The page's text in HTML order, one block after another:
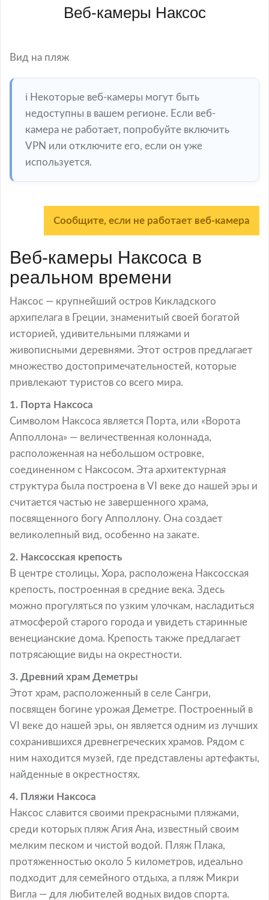
Веб-камеры Наксос
Вид на пляж
ℹ️ Некоторые веб-камеры могут быть
недоступны в вашем регионе. Если веб-
камера не работает, попробуйте включить
VPN или отключите его, если он уже
используется.
Сообщите, если не работает веб-камера
Веб-камеры Наксоса в
реальном времени
Наксос — крупнейший остров Кикладского
архипелага в Греции, знаменитый своей богатой
историей, удивительными пляжами и
живописными деревнями. Этот остров предлагает
множество достопримечательностей, которые
привлекают туристов со всего мира.
1. Порта Наксоса
Символом Наксоса является Порта, или «Ворота
Апполлона» — величественная колоннада,
расположенная на небольшом островке,
соединенном с Наксосом. Эта архитектурная
структура была построена в VI веке до нашей эры и
считается частью не завершенного храма,
посвященного богу Апполлону. Она создает
великолепный вид, особенно на закате.
2. Наксосская крепость
В центре столицы, Хора, расположена Наксосская
крепость, построенная в средние века. Здесь
можно прогуляться по узким улочкам, насладиться
атмосферой старого города и увидеть старинные
венецианские дома. Крепость также предлагает
потрясающие виды на окрестности.
3. Древний храм Деметры
Этот храм, расположенный в селе Сангри,
посвящен богине урожая Деметре. Построенный в
VI веке до нашей эры, он является одним из лучших
сохранившихся древнегреческих храмов. Рядом с
ним находится музей, где представлены артефакты,
найденные в окрестностях.
4. Пляжи Наксоса
Наксос славится своими прекрасными пляжами,
среди которых пляж Агия Ана, известный своим
мелким песком и чистой водой. Пляж Плака,
протяженностью около 5 километров, идеально
подходит для семейного отдыха, а пляж Микри
Вигла — для любителей водных видов спорта.